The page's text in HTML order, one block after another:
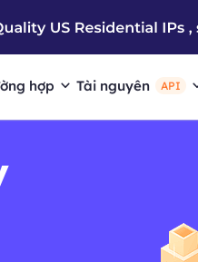
hợp Tài nguyên API